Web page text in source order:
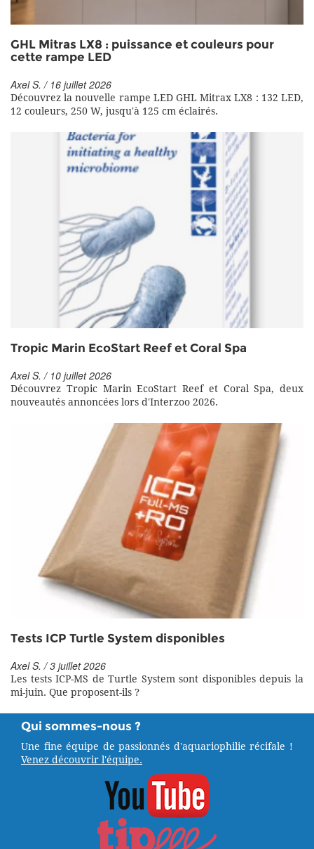
GHL Mitras LX8 : puissance et couleurs pour
cette rampe LED
Axel S. / 16 juillet 2026
Découvrez la nouvelle rampe LED GHL Mitrax LX8 : 132 LED,
12 couleurs, 250 W, jusqu'à 125 cm éclairés.
Tropic Marin EcoStart Reef et Coral Spa
Axel S. / 10 juillet 2026
Découvrez Tropic Marin EcoStart Reef et Coral Spa, deux
nouveautés annoncées lors d'Interzoo 2026.
Tests ICP Turtle System disponibles
Axel S. / 3 juillet 2026
Les tests ICP-MS de Turtle System sont disponibles depuis la
mi-juin. Que proposent-ils ?
Qui sommes-nous ?
Une fine équipe de passionnés d'aquariophilie récifale !
Venez découvrir l'équipe.